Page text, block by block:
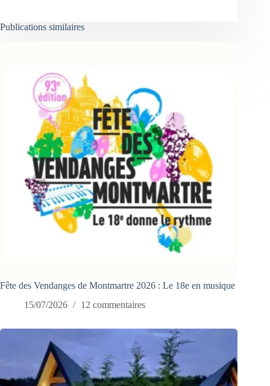
Publications similaires
Fête des Vendanges de Montmartre 2026 : Le 18e en musique
15/07/2026
12 commentaires